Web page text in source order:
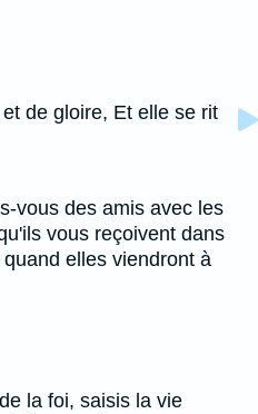
de gloire, Et elle se rit
vous des amis avec les
vous reçoivent dans
elles viendront à
la foi, saisis la vie